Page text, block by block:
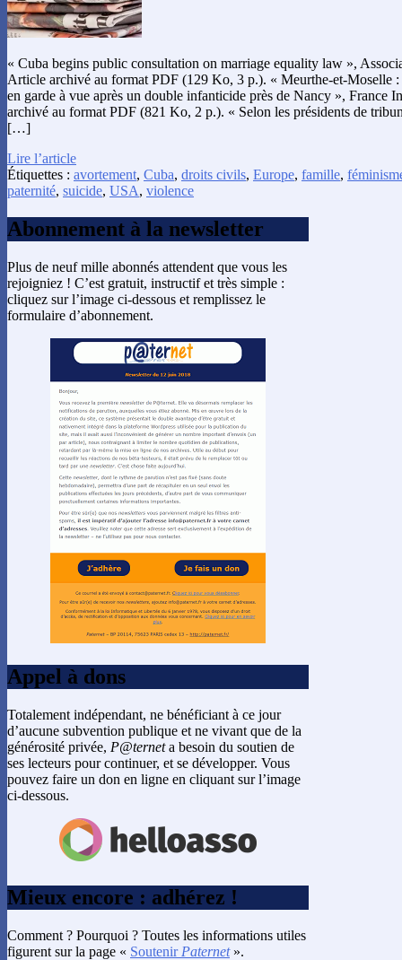
« Cuba begins public consultation on marriage equality law »,
Article archivé au format PDF (129 Ko, 3 p.). « Meurthe-et-Moselle :
en garde à vue après un double infanticide près de Nancy », France
archivé au format PDF (821 Ko, 2 p.). « Selon les présidents de
[…]
Lire l’article
Étiquettes : avortement, Cuba, droits civils, Europe, famille,
paternité, suicide, USA, violence
Abonnement à la newsletter
Plus de neuf mille abonnés attendent que vous les
rejoigniez ! C’est gratuit, instructif et très simple :
cliquez sur l’image ci-dessous et remplissez le
formulaire d’abonnement.
Appel à dons
Totalement indépendant, ne bénéficiant à ce jour
d’aucune subvention publique et ne vivant que de la
générosité privée, P@terneta besoin du soutien de
ses lecteurs pour continuer, et se développer. Vous
pouvez faire un don en ligne en cliquant sur l’image
ci-dessous.
Mieux encore : adhérez !
Comment ? Pourquoi ? Toutes les informations utiles
figurent sur la page « Soutenir Paternet».